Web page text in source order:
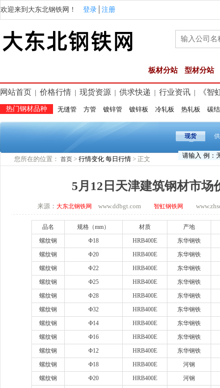
欢迎来到大东北钢铁网！ 登录 注册
板材分站 型材分站
网站首页 价格行情 现货资源 供求快递 行业资讯 《智
热门钢材品种 无缝管 方管 镀锌管 镀锌板 冷轧板 热轧板 碳
现货
您所在的位置： 首页 > 行情变化 每日行情 > 正文
5月12日天津建筑钢材市场
来源： 大东北钢铁网 www.ddbgt.com 智虹钢铁网
品名 规格（mm） 材质
产地
螺纹钢
Φ18 HRB400E
东华钢铁
螺纹钢
Φ20 HRB400E
东华钢铁
螺纹钢
Φ22 HRB400E
东华钢铁
螺纹钢
Ф25 HRB400E
东华钢铁
螺纹钢
Φ28 HRB400E
东华钢铁
螺纹钢
Ф32 HRB400E
东华钢铁
螺纹钢
Ф14 HRB400E
东华钢铁
螺纹钢
Ф16 HRB400E
东华钢铁
螺纹钢
Φ12 HRB400E
东华钢铁
螺纹钢
Ф18 HRB400E
河钢
螺纹钢
Ф20 HRB400E
河钢